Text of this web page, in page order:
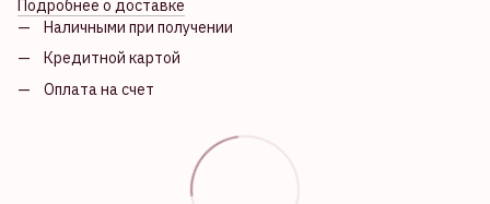
Подробнее о доставке
Наличными при получении
Кредитной картой
Оплата на счет